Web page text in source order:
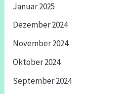
Januar 2025
Dezember 2024
November 2024
Oktober 2024
September 2024